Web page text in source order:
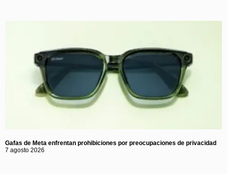
Gafas de Meta enfrentan prohibiciones por preocupaciones de privacidad
7 agosto 2026